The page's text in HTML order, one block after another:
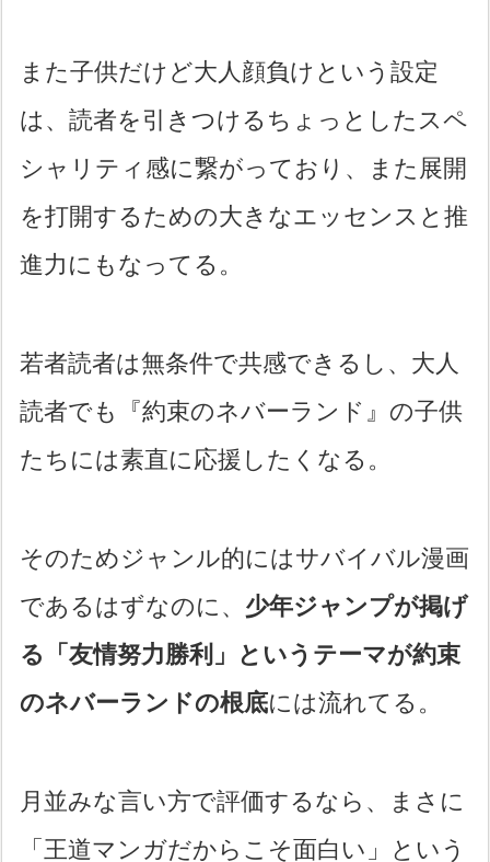
また子供だけど大人顔負けという設定
は、読者を引きつけるちょっとしたスペ
シャリティ感に繋がっており、また展開
を打開するための大きなエッセンスと推
進力にもなってる。
若者読者は無条件で共感できるし、大人
読者でも『約束のネバーランド』の子供
たちには素直に応援したくなる。
そのためジャンル的にはサバイバル漫画
であるはずなのに、 少年ジャンプが掲げ
る「友情努力勝利」というテーマが約束
のネバーランドの根底には流れてる。
月並みな言い方で評価するなら、まさに
「王道マンガだからこそ面白い」という